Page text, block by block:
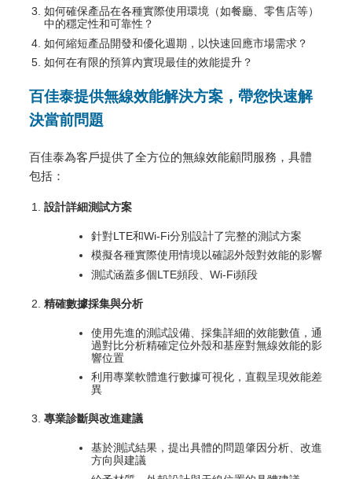
如何確保產品在各種實際使用環境（如餐廳、零售店等）
中的穩定性和可靠性？
如何縮短產品開發和優化週期，以快速回應市場需求？
如何在有限的預算內實現最佳的效能提升？
百佳泰提供無線效能解決方案，帶您快速解
決當前問題
百佳泰為客戶提供了全方位的無線效能顧問服務，具體
包括：
設計詳細測試方案
針對LTE和Wi-Fi分別設計了完整的測試方案
模擬各種實際使用情境以確認外殼對效能的影響
測試涵蓋多個LTE頻段、Wi-Fi頻段
精確數據採集與分析
使用先進的測試設備、採集詳細的效能數值，通
過對比分析精確定位外殼和基座對無線效能的影
響位置
利用專業軟體進行數據可視化，直觀呈現效能差
異
專業診斷與改進建議
基於測試結果，提出具體的問題肇因分析、改進
方向與建議